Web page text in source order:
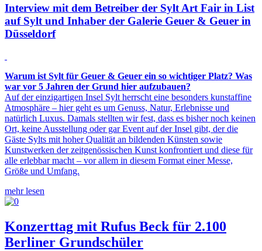
Interview mit dem Betreiber der Sylt Art Fair in List
auf Sylt und Inhaber der Galerie Geuer & Geuer in
Düsseldorf
Warum ist Sylt für Geuer & Geuer ein so wichtiger Platz? Was
war vor 5 Jahren der Grund hier aufzubauen?
Auf der einzigartigen Insel Sylt herrscht eine besonders kunstaffine
Atmosphäre – hier geht es um Genuss, Natur, Erlebnisse und
natürlich Luxus. Damals stellten wir fest, dass es bisher noch keinen
Ort, keine Ausstellung oder gar Event auf der Insel gibt, der die
Gäste Sylts mit hoher Qualität an bildenden Künsten sowie
Kunstwerken der zeitgenössischen Kunst konfrontiert und diese für
alle erlebbar macht – vor allem in diesem Format einer Messe,
Größe und Umfang.
mehr lesen
Konzerttag mit Rufus Beck für 2.100
Berliner Grundschüler